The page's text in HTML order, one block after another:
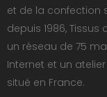
et de la confection
depuis 1986, Tissus
un réseau de 75
Internet et un
situé en France.